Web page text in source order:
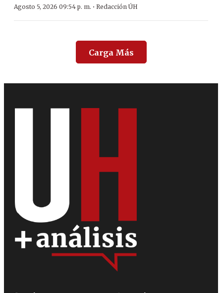
Agosto 5, 2026 09:54 p. m. · Redacción ÚH
Carga Más